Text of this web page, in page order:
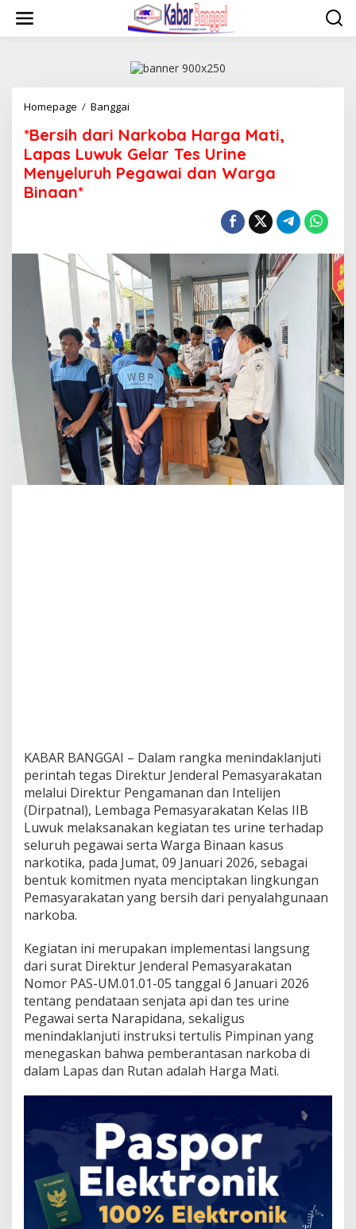
konten
Homepage / Banggai
Narkoba
Harga
Mati,
Lapas
Pegawai
dan
Warga
Binaan*
*Bersih dari Narkoba Harga Mati,
Lapas Luwuk Gelar Tes Urine
Menyeluruh Pegawai dan Warga
Binaan*
KABAR BANGGAI – Dalam rangka menindaklanjuti
perintah tegas Direktur Jenderal Pemasyarakatan
melalui Direktur Pengamanan dan Intelijen
(Dirpatnal), Lembaga Pemasyarakatan Kelas IIB
Luwuk melaksanakan kegiatan tes urine terhadap
seluruh pegawai serta Warga Binaan kasus
narkotika, pada Jumat, 09 Januari 2026, sebagai
bentuk komitmen nyata menciptakan lingkungan
Pemasyarakatan yang bersih dari penyalahgunaan
narkoba.
Kegiatan ini merupakan implementasi langsung
dari surat Direktur Jenderal Pemasyarakatan
Nomor PAS-UM.01.01-05 tanggal 6 Januari 2026
tentang pendataan senjata api dan tes urine
Pegawai serta Narapidana, sekaligus
menindaklanjuti instruksi tertulis Pimpinan yang
menegaskan bahwa pemberantasan narkoba di
dalam Lapas dan Rutan adalah Harga Mati.